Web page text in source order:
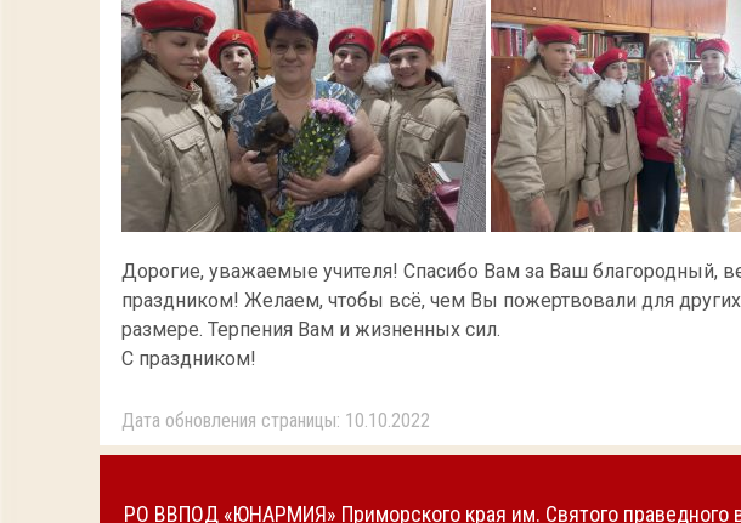
Дорогие, уважаемые учителя! Спасибо Вам за Ваш благородный,
праздником! Желаем, чтобы всё, чем Вы пожертвовали для
размере. Терпения Вам и жизненных сил.
С праздником!
Дата обновления страницы: 10.10.2022
РО ВВПОД «ЮНАРМИЯ» Приморского края им. Святого праведного